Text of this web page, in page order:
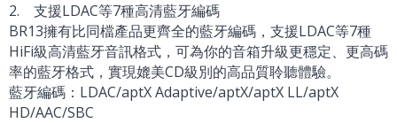
2. 支援LDAC等7種高清藍牙編碼
BR13擁有比同檔產品更齊全的藍牙編碼，支援LDAC等7種
HiFi級高清藍牙音訊格式，可為你的音箱升級更穩定、更高碼
率的藍牙格式，實現媲美CD級別的高品質聆聽體驗。
藍牙編碼：LDAC/aptX Adaptive/aptX/aptX LL/aptX
HD/AAC/SBC